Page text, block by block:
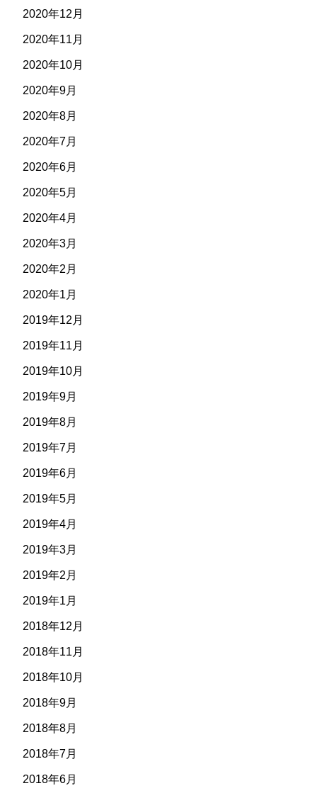
2020年12月
2020年11月
2020年10月
2020年9月
2020年8月
2020年7月
2020年6月
2020年5月
2020年4月
2020年3月
2020年2月
2020年1月
2019年12月
2019年11月
2019年10月
2019年9月
2019年8月
2019年7月
2019年6月
2019年5月
2019年4月
2019年3月
2019年2月
2019年1月
2018年12月
2018年11月
2018年10月
2018年9月
2018年8月
2018年7月
2018年6月